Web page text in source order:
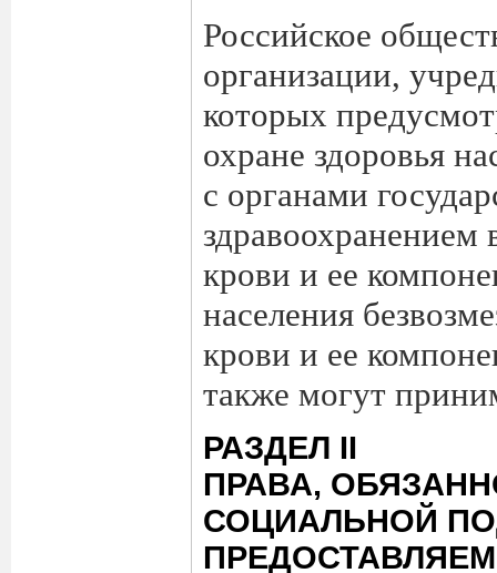
Российское
организации,
которых
охране здоровья
с органами
здравоохранением
крови и ее
населения
крови и ее
также могут
РАЗДЕЛ II
ПРАВА,
СОЦИАЛЬНОЙ